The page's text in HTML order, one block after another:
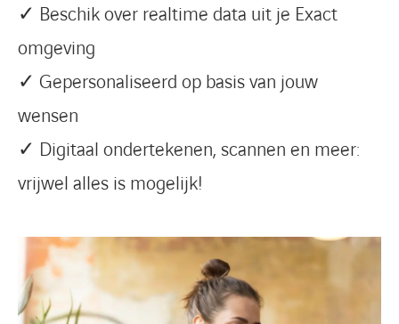
✓ Beschik over realtime data uit je Exact
omgeving
✓ Gepersonaliseerd op basis van jouw
wensen
✓ Digitaal ondertekenen, scannen en meer:
vrijwel alles is mogelijk!